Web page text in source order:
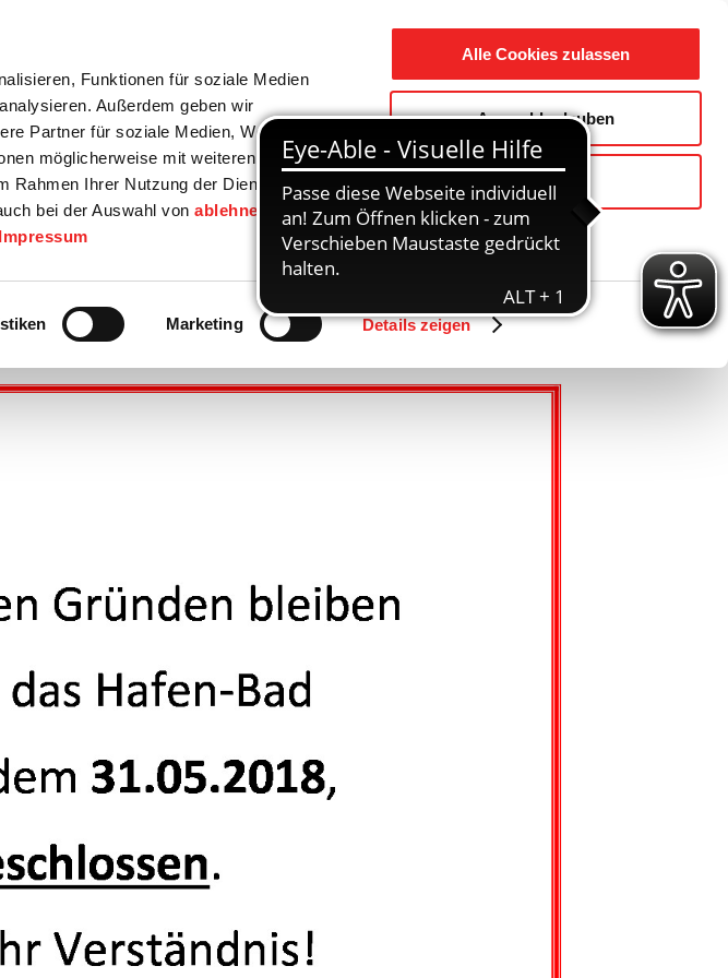
Funktionen für soziale Medien
Außerdem geben wir
Partner für soziale Medien, Werbung
möglicherweise mit weiteren Daten
Rahmen Ihrer Nutzung der Dienste
bei der Auswahl vonablehnen
gesetzt.
Impressum
Marketing Details zeigen
Alle Cookies zulassen
Auswahl erlauben
Ablehnen
Bildung / Soziales Touristik / Freizeit Gemeinde / Geschichte
Zurück